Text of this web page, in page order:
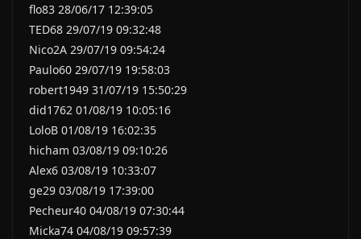
flo83 28/06/17 12:39:05
TED68 29/07/19 09:32:48
Nico2A 29/07/19 09:54:24
Paulo60 29/07/19 19:58:03
robert1949 31/07/19 15:50:29
did1762 01/08/19 10:05:16
LoloB 01/08/19 16:02:35
hicham 03/08/19 09:10:26
Alex6 03/08/19 10:33:07
ge29 03/08/19 17:39:00
Pecheur40 04/08/19 07:30:44
Micka74 04/08/19 09:57:39